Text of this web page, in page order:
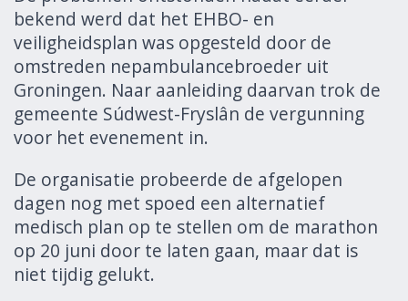
bekend werd dat het EHBO- en
veiligheidsplan was opgesteld door de
omstreden nepambulancebroeder uit
Groningen. Naar aanleiding daarvan trok de
gemeente Súdwest-Fryslân de vergunning
voor het evenement in.
De organisatie probeerde de afgelopen
dagen nog met spoed een alternatief
medisch plan op te stellen om de marathon
op 20 juni door te laten gaan, maar dat is
niet tijdig gelukt.